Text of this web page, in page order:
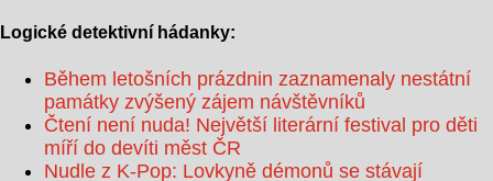
Logické detektivní hádanky:
Během letošních prázdnin zaznamenaly nestátní
památky zvýšený zájem návštěvníků
Čtení není nuda! Největší literární festival pro děti
míří do devíti měst ČR
Nudle z K-Pop: Lovkyně démonů se stávají